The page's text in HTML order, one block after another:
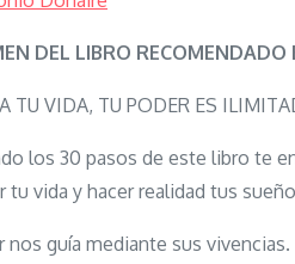
DEL LIBRO
TU VIDA, TU PODER ES
los 30 pasos de este libro te
tu vida y hacer realidad tus
nos guía mediante sus